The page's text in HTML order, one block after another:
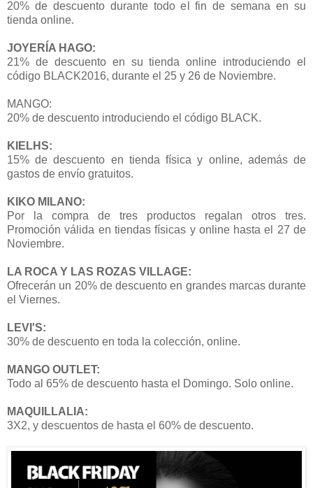
20% de descuento durante todo el fin de semana en su
tienda online.
JOYERÍA HAGO:
21% de descuento en su tienda online introduciendo el
código BLACK2016, durante el 25 y 26 de Noviembre.
MANGO:
20% de descuento introduciendo el código BLACK.
KIELHS:
15% de descuento en tienda física y online, además de
gastos de envío gratuitos.
KIKO MILANO:
Por la compra de tres productos regalan otros tres.
Promoción válida en tiendas físicas y online hasta el 27 de
Noviembre.
LA ROCA Y LAS ROZAS VILLAGE:
Ofrecerán un 20% de descuento en grandes marcas durante
el Viernes.
LEVI'S:
30% de descuento en toda la colección, online.
MANGO OUTLET:
Todo al 65% de descuento hasta el Domingo. Solo online.
MAQUILLALIA:
3X2, y descuentos de hasta el 60% de descuento.